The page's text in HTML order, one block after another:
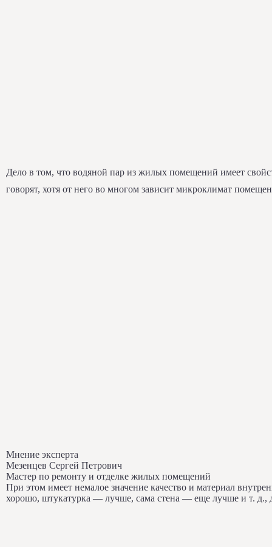
Дело в том, что водяной пар из жилых помещений имеет
говорят, хотя от него во многом зависит микроклимат
Мнение эксперта
Мезенцев Сергей Петрович
Мастер по ремонту и отделке жилых помещений
При этом имеет немалое значение качество и материал
хорошо, штукатурка — лучше, сама стена — еще лучше и т.